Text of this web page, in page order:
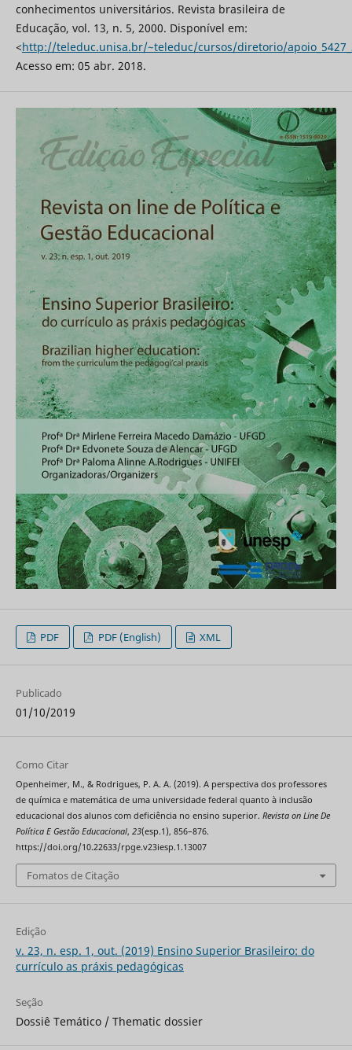
conhecimentos universitários. Revista brasileira de
Educação, vol. 13, n. 5, 2000. Disponível em:
<http://teleduc.unisa.br/~teleduc/cursos/diretorio/
Acesso em: 05 abr. 2018.
PDF PDF (English) XML
Publicado
01/10/2019
Como Citar
Openheimer, M., & Rodrigues, P. A. A. (2019). A perspectiva dos professores
de química e matemática de uma universidade federal quanto à inclusão
educacional dos alunos com deficiência no ensino superior. Revista on Line De
Política E Gestão Educacional, 23(esp.1), 856–876.
https://doi.org/10.22633/rpge.v23iesp.1.13007
Fomatos de Citação
Edição
v. 23, n. esp. 1, out. (2019) Ensino Superior Brasileiro: do
currículo as práxis pedagógicas
Seção
Dossiê Temático / Thematic dossier